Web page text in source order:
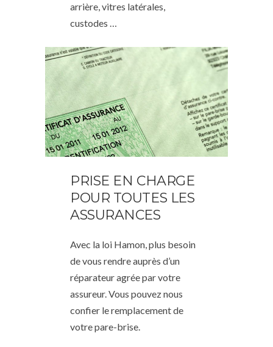
arrière, vitres latérales,
custodes …
PRISE EN CHARGE
POUR TOUTES LES
ASSURANCES
Avec la loi Hamon, plus besoin
de vous rendre auprès d’un
réparateur agrée par votre
assureur. Vous pouvez nous
confier le remplacement de
votre pare-brise.